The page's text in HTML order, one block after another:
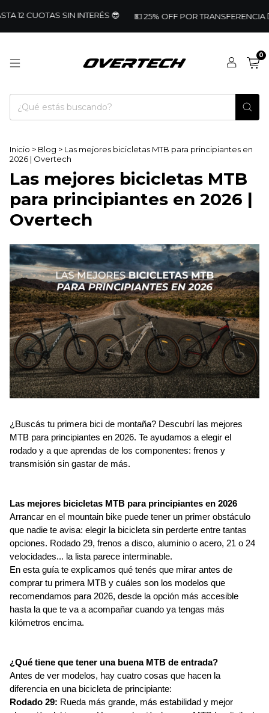
CUOTAS SIN INTERÉS 😎 💵 25% OFF POR TRANSFERENCIA 🚴🏼‍♂️
0
Inicio > Blog > Las mejores bicicletas MTB para principiantes en
2026 | Overtech
Las mejores bicicletas MTB
para principiantes en 2026 |
Overtech
¿Buscás tu primera bici de montaña? Descubrí las mejores
MTB para principiantes en 2026. Te ayudamos a elegir el
rodado y a que aprendas de los componentes: frenos y
transmisión sin gastar de más.
Las mejores bicicletas MTB para principiantes en 2026
Arrancar en el mountain bike puede tener un primer obstáculo
que nadie te avisa: elegir la bicicleta sin perderte entre tantas
opciones. Rodado 29, frenos a disco, aluminio o acero, 21 o 24
velocidades... la lista parece interminable.
En esta guía te explicamos qué tenés que mirar antes de
comprar tu primera MTB y cuáles son los modelos que
recomendamos para 2026, desde la opción más accesible
hasta la que te va a acompañar cuando ya tengas más
kilómetros encima.
¿Qué tiene que tener una buena MTB de entrada?
Antes de ver modelos, hay cuatro cosas que hacen la
diferencia en una bicicleta de principiante:
Rodado 29: Rueda más grande, más estabilidad y mejor